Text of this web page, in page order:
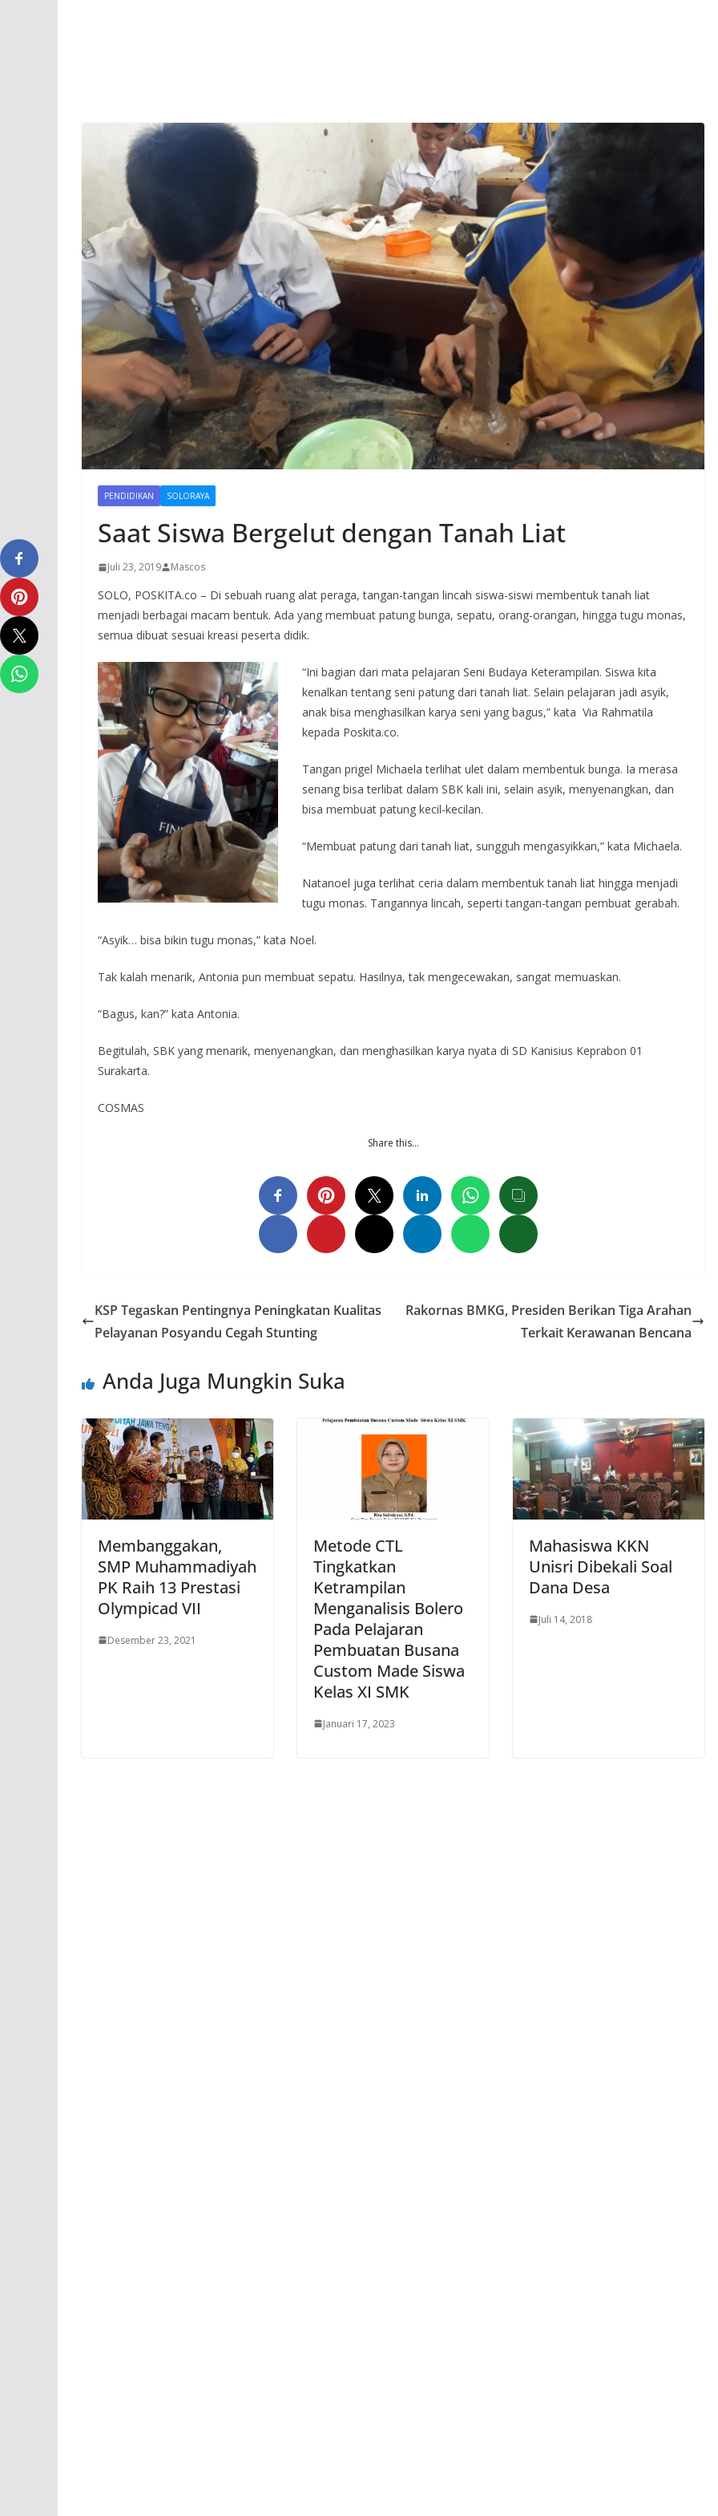
PENDIDIKAN SOLORAYA
Saat Siswa Bergelut dengan Tanah Liat
Juli 23, 2019 Mascos
SOLO, POSKITA.co – Di sebuah ruang alat peraga, tangan-tangan lincah siswa-siswi membentuk tanah liat
menjadi berbagai macam bentuk. Ada yang membuat patung bunga, sepatu, orang-orangan, hingga tugu monas,
semua dibuat sesuai kreasi peserta didik.
“Ini bagian dari mata pelajaran Seni Budaya Keterampilan. Siswa kita
kenalkan tentang seni patung dari tanah liat. Selain pelajaran jadi asyik,
anak bisa menghasilkan karya seni yang bagus,” kata Via Rahmatila
kepada Poskita.co.
Tangan prigel Michaela terlihat ulet dalam membentuk bunga. Ia merasa
senang bisa terlibat dalam SBK kali ini, selain asyik, menyenangkan, dan
bisa membuat patung kecil-kecilan.
“Membuat patung dari tanah liat, sungguh mengasyikkan,” kata Michaela.
Natanoel juga terlihat ceria dalam membentuk tanah liat hingga menjadi
tugu monas. Tangannya lincah, seperti tangan-tangan pembuat gerabah.
“Asyik… bisa bikin tugu monas,” kata Noel.
Tak kalah menarik, Antonia pun membuat sepatu. Hasilnya, tak mengecewakan, sangat memuaskan.
“Bagus, kan?” kata Antonia.
Begitulah, SBK yang menarik, menyenangkan, dan menghasilkan karya nyata di SD Kanisius Keprabon 01
Surakarta.
COSMAS
Share this…
KSP Tegaskan Pentingnya Peningkatan Kualitas
Pelayanan Posyandu Cegah Stunting
Rakornas BMKG, Presiden Berikan Tiga Arahan
Terkait Kerawanan Bencana
Anda Juga Mungkin Suka
Membanggakan,
SMP Muhammadiyah
PK Raih 13 Prestasi
Olympicad VII
Desember 23, 2021
Metode CTL
Tingkatkan
Ketrampilan
Menganalisis Bolero
Pada Pelajaran
Pembuatan Busana
Custom Made Siswa
Kelas XI SMK
Januari 17, 2023
Mahasiswa KKN
Unisri Dibekali Soal
Dana Desa
Juli 14, 2018